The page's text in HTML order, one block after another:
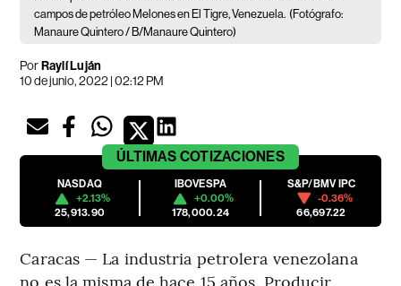
campos de petróleo Melones en El Tigre, Venezuela. (Fotógrafo:
Manaure Quintero / B/Manaure Quintero)
PorRaylí Luján
10 de junio, 2022 | 02:12 PM
ÚLTIMAS COTIZACIONES
NASDAQ
+2.13%
25,913.90
IBOVESPA
+0.00%
178,000.24
S&P/BMV IPC
-0.36%
66,697.22
Caracas — La industria petrolera venezolana
no es la misma de hace 15 años. Producir